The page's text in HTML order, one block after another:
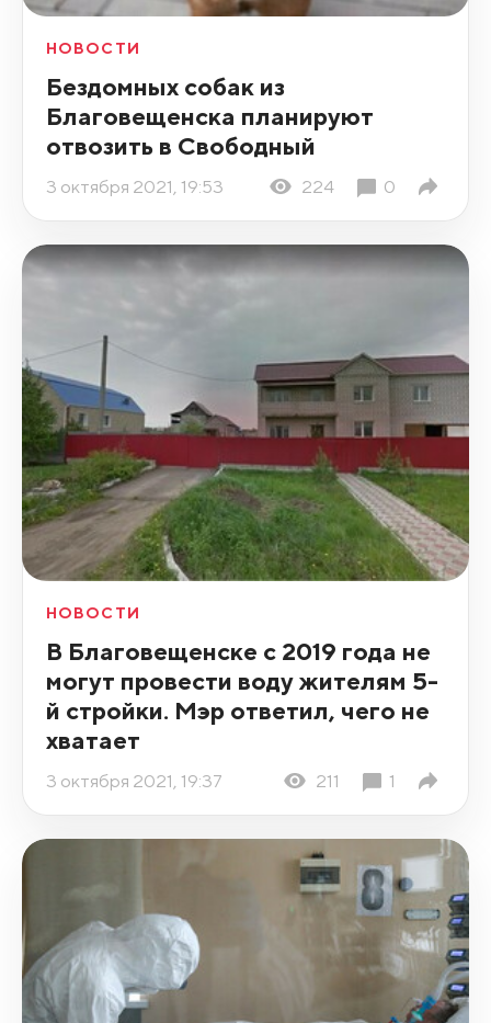
НОВОСТИ
Бездомных собак из
Благовещенска планируют
отвозить в Свободный
3 октября 2021, 19:53 224 0
НОВОСТИ
В Благовещенске с 2019 года не
могут провести воду жителям 5-
й стройки. Мэр ответил, чего не
хватает
3 октября 2021, 19:37 211 1